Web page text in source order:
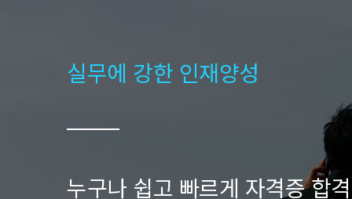
실무에 강한 인재양성
누구나 쉽고 빠르게 자격증 합